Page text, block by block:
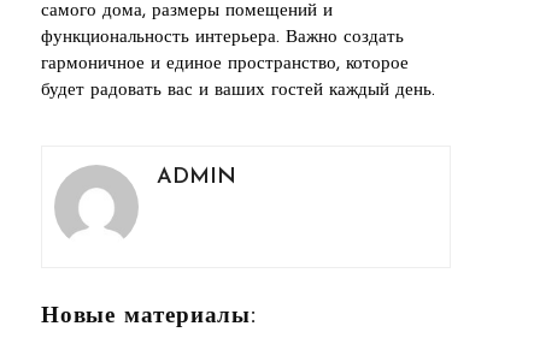
самого дома, размеры помещений и
функциональность интерьера. Важно создать
гармоничное и единое пространство, которое
будет радовать вас и ваших гостей каждый день.
ADMIN
Новые материалы: